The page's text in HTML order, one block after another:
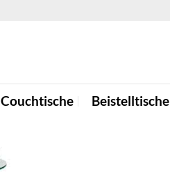
Couchtische Beistelltische